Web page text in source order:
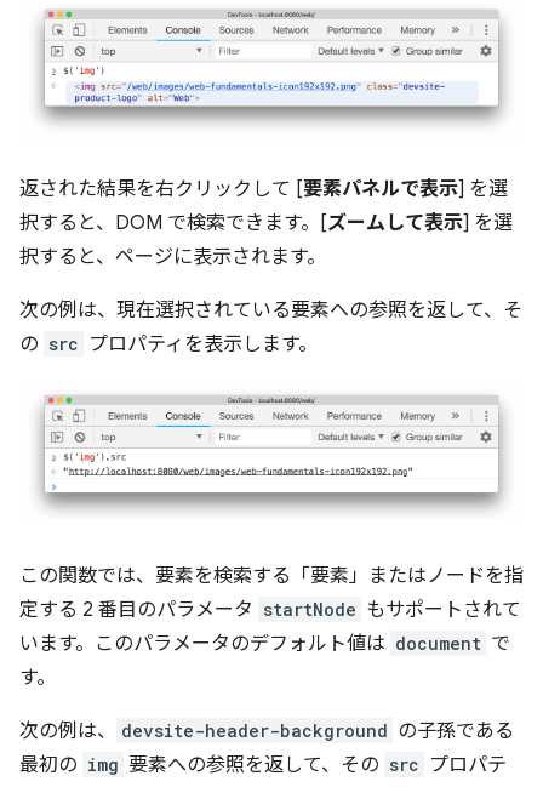
返された結果を右クリックして [要素パネルで表示] を選
択すると、DOM で検索できます。[ズームして表示] を選
択すると、ページに表示されます。
次の例は、現在選択されている要素への参照を返して、そ
の src プロパティを表示します。
この関数では、要素を検索する「要素」またはノードを指
定する 2 番目のパラメータ startNode もサポートされて
います。このパラメータのデフォルト値は document で
す。
次の例は、 devsite-header-background の子孫である
最初の img 要素への参照を返して、その src プロパテ